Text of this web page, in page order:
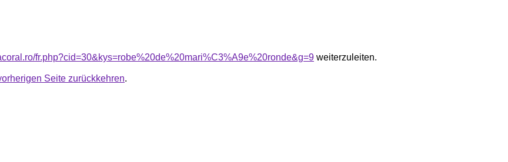
fr.php?cid=30&kys=robe%20de%20mari%C3%A9e%20ronde&g=9 weiterzuleiten.
Seite zurückkehren.